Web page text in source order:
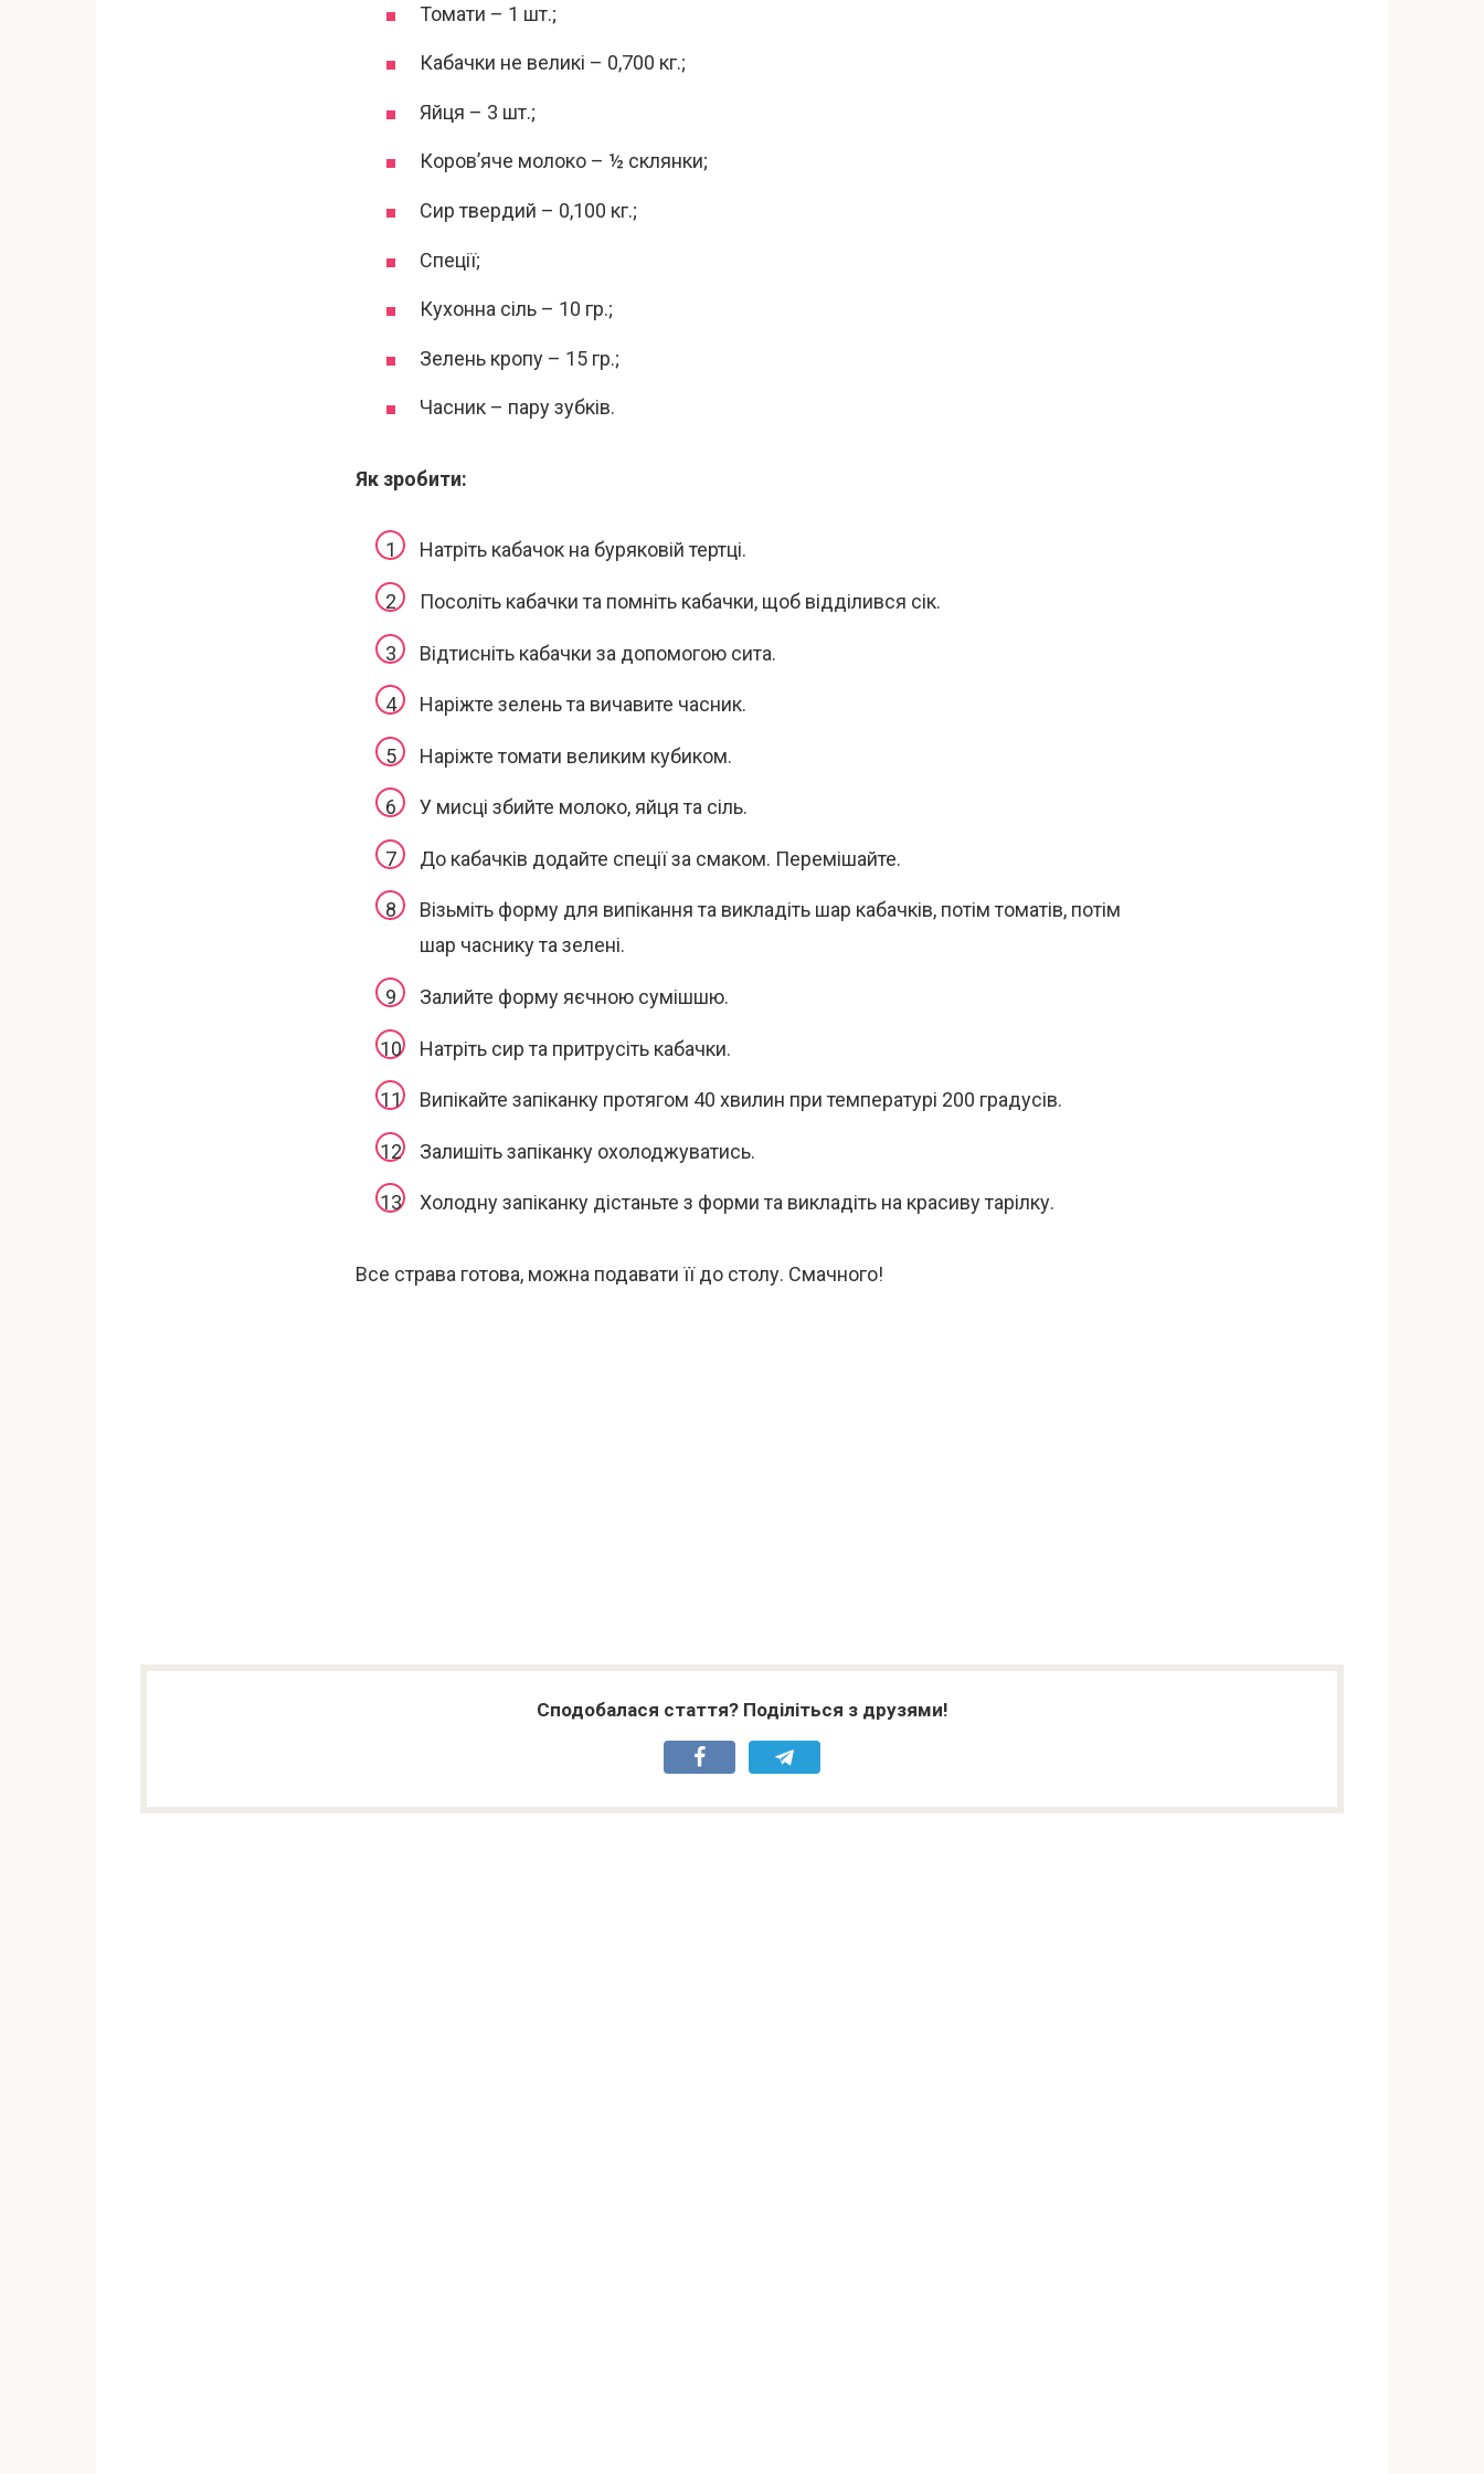
Томати – 1 шт.;
Кабачки не великі – 0,700 кг.;
Яйця – 3 шт.;
Коров’яче молоко – ½ склянки;
Сир твердий – 0,100 кг.;
Спеції;
Кухонна сіль – 10 гр.;
Зелень кропу – 15 гр.;
Часник – пару зубків.
Як зробити:
Натріть кабачок на буряковій тертці.
Посоліть кабачки та помніть кабачки, щоб відділився сік.
Відтисніть кабачки за допомогою сита.
Наріжте зелень та вичавите часник.
Наріжте томати великим кубиком.
У мисці збийте молоко, яйця та сіль.
До кабачків додайте спеції за смаком. Перемішайте.
Візьміть форму для випікання та викладіть шар кабачків, потім томатів, потім
шар часнику та зелені.
Залийте форму яєчною сумішшю.
Натріть сир та притрусіть кабачки.
Випікайте запіканку протягом 40 хвилин при температурі 200 градусів.
Залишіть запіканку охолоджуватись.
Холодну запіканку дістаньте з форми та викладіть на красиву тарілку.
Все страва готова, можна подавати її до столу. Смачного!
Сподобалася стаття? Поділіться з друзями!